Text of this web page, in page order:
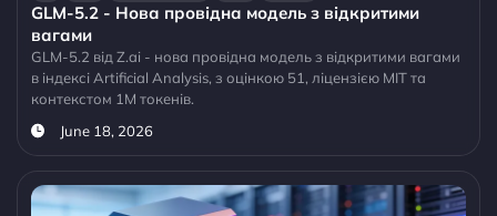
GLM-5.2 - Нова провідна модель з відкритими
вагами
GLM-5.2 від Z.ai - нова провідна модель з відкритими вагами
в індексі Artificial Analysis, з оцінкою 51, ліцензією MIT та
контекстом 1M токенів.
June 18, 2026